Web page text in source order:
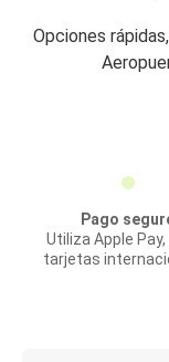
Opciones
Pago
Utiliza Apple Pay,
tarjetas